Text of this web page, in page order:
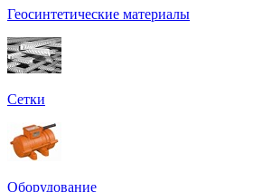
Геосинтетические материалы
Сетки
Оборудование